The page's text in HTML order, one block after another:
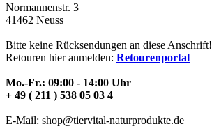
Normannenstr. 3
41462 Neuss
Bitte keine Rücksendungen an diese Anschrift!
Retouren hier anmelden: Retourenportal
Mo.-Fr.: 09:00 - 14:00 Uhr
+ 49 ( 211 ) 538 05 03 4
E-Mail: shop@tiervital-naturprodukte.de